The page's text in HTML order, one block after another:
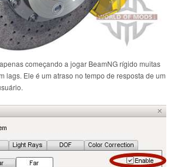
começando a jogar BeamNG rígido muitas
lags. Ele é um atraso no tempo de resposta de um